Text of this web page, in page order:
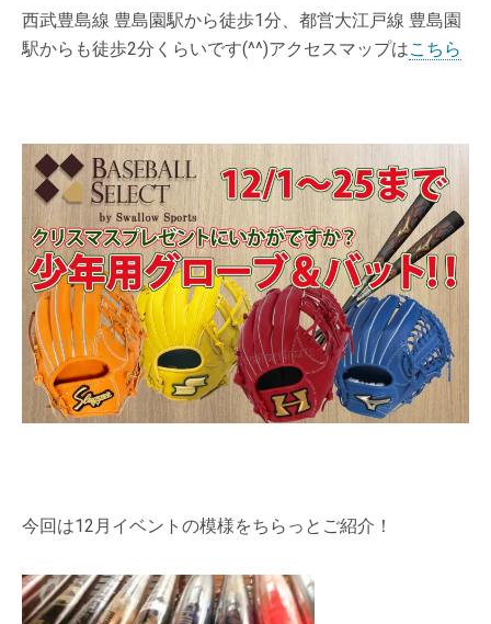
西武豊島線 豊島園駅から徒歩1分、都営大江戸線 豊島園
駅からも徒歩2分くらいです(^^)アクセスマップはこちら
今回は12月イベントの模様をちらっとご紹介！